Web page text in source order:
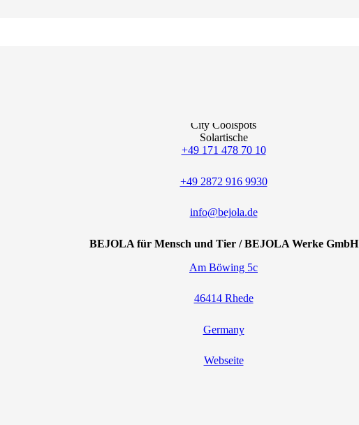
City Coolspots
Solartische
+49 171 478 70 10
+49 2872 916 9930
info@bejola.de
BEJOLA für Mensch und Tier / BEJOLA Werke GmbH
Am Böwing 5c
46414 Rhede
Germany
Webseite